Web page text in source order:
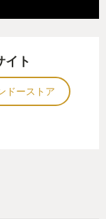
、本作もきっ
るため、今か
ク』からのプ
ピソード2』か
続投している
イト
ドーストア